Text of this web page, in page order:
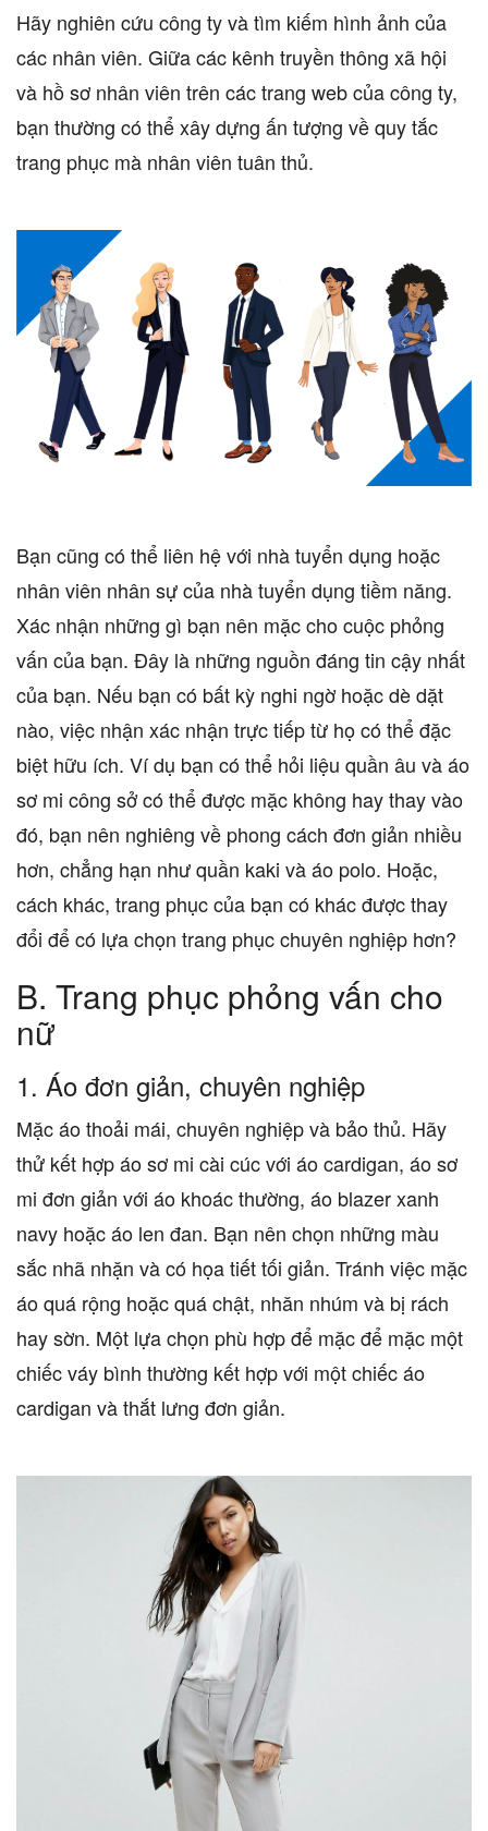
Hãy nghiên cứu công ty và tìm kiếm hình ảnh của
các nhân viên. Giữa các kênh truyền thông xã hội
và hồ sơ nhân viên trên các trang web của công ty,
bạn thường có thể xây dựng ấn tượng về quy tắc
trang phục mà nhân viên tuân thủ.
Bạn cũng có thể liên hệ với nhà tuyển dụng hoặc
nhân viên nhân sự của nhà tuyển dụng tiềm năng.
Xác nhận những gì bạn nên mặc cho cuộc phỏng
vấn của bạn. Đây là những nguồn đáng tin cậy nhất
của bạn. Nếu bạn có bất kỳ nghi ngờ hoặc dè dặt
nào, việc nhận xác nhận trực tiếp từ họ có thể đặc
biệt hữu ích. Ví dụ bạn có thể hỏi liệu quần âu và áo
sơ mi công sở có thể được mặc không hay thay vào
đó, bạn nên nghiêng về phong cách đơn giản nhiều
hơn, chẳng hạn như quần kaki và áo polo. Hoặc,
cách khác, trang phục của bạn có khác được thay
đổi để có lựa chọn trang phục chuyên nghiệp hơn?
B. Trang phục phỏng vấn cho
nữ
1. Áo đơn giản, chuyên nghiệp
Mặc áo thoải mái, chuyên nghiệp và bảo thủ. Hãy
thử kết hợp áo sơ mi cài cúc với áo cardigan, áo sơ
mi đơn giản với áo khoác thường, áo blazer xanh
navy hoặc áo len đan. Bạn nên chọn những màu
sắc nhã nhặn và có họa tiết tối giản. Tránh việc mặc
áo quá rộng hoặc quá chật, nhăn nhúm và bị rách
hay sờn. Một lựa chọn phù hợp để mặc để mặc một
chiếc váy bình thường kết hợp với một chiếc áo
cardigan và thắt lưng đơn giản.